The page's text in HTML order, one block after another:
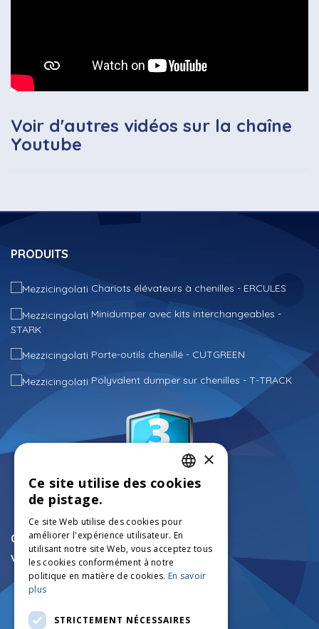
Voir d'autres vidéos sur la chaîne
Youtube
PRODUITS
Chariots élévateurs à chenilles - ERCULES
Minidumper avec kits interchangeables -
STARK
Porte-outils chenillé - CUTGREEN
Polyvalent dumper sur chenilles - T-TRACK
CONTACT
Véhicules chenillés techniques:
+39.0456750126
info@mezzicingolati.com
Settimo di Pescantina (VR)
ITALIAN
×
Ce site utilise des cookies
de pistage.
Ce site Web utilise des cookies pour
améliorer l'expérience utilisateur. En
utilisant notre site Web, vous acceptez tous
les cookies conformément à notre
politique en matière de cookies. En savoir
plus
STRICTEMENT NÉCESSAIRES